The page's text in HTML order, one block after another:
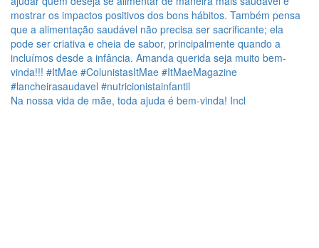
Na nossa vida de mãe, toda ajuda é bem-vinda! Incl